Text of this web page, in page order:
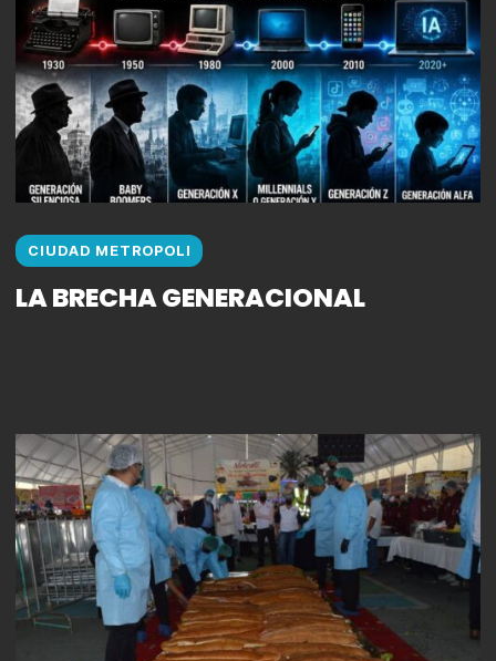
CIUDAD METROPOLI
LA BRECHA GENERACIONAL